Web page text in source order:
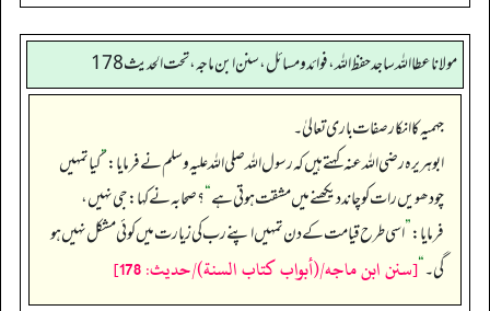
مولانا عطا الله ساجد حفظ الله، فوائد و مسائل، سنن ابن ماجه، تحت الحديث178
جہمیہ کا انکار صفات باری تعالیٰ۔
ابوہریرہ رضی اللہ عنہ کہتے ہیں کہ رسول اللہ صلی اللہ علیہ وسلم نے فرمایا:”کیا تمہیں
چودھویں رات کو چاند دیکھنے میں مشقت ہوتی ہے“؟ صحابہ نے کہا: جی نہیں،
فرمایا:”اسی طرح قیامت کے دن تمہیں اپنے رب کی زیارت میں کوئی مشکل نہیں ہو
گی۔‏‏‏‏“[سنن ابن ماجه/(أبواب كتاب السنة)/حدیث: 178]